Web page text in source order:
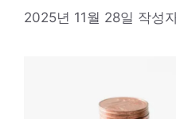
2025년 11월 28일 작성